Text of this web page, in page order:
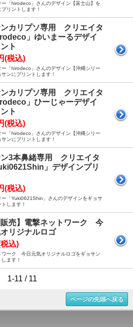
ー「hirodeco」さんのデザイン【富士山】を
リントします！
ンカリプソ専用 クリエイタ
」ゆいまーるデザイ
ト
(税込)
ー「hirodeco」さんのデザイン【沖縄シリー
サンにプリントします！
ンカリプソ専用 クリエイタ
」ひーじゃーデザイ
ト
(税込)
ー「hirodeco」さんのデザイン【沖縄シリー
サンにプリントします！
ン3本鼻緒専用 クリエイタ
」デザインプリ
(税込)
ー「Yuki0621Shin」さんのデザインをギョサ
します！
販売】電撃ネットワーク 今
オリジナルロゴ
込)
ワーク 今日元気オリジナルロゴをギョサン
ます！
1-11 / 11
ページの先頭へ戻る